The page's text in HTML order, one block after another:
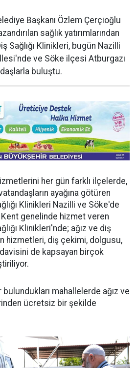
Başkanı Özlem Çerçioğlu
sağlık yatırımlarından
Sağlığı Klinikleri, bugün Nazilli
ve Söke ilçesi Atburgazı
buluştu.
her gün farklı ilçelerde,
ayağına götüren
Klinikleri Nazilli ve Söke'de
genelinde hizmet veren
Klinikleri'nde; ağız ve diş
hizmetleri, diş çekimi, dolgusu,
de kapsayan birçok
mahallelerde ağız ve
ücretsiz bir şekilde